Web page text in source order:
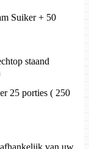
Suiker + 50
staand
25 porties ( 250
van uw